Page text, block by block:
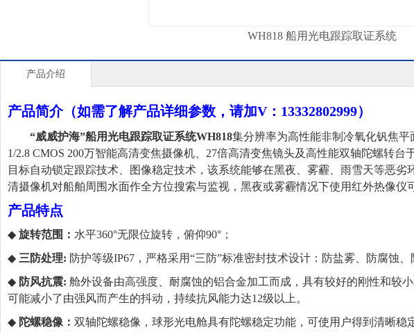
WH818 船用光电跟踪取证系统
产品介绍
产品简介（如需了解产品详细参数，请加V：13332802999）
“威威护海”船用光电跟踪取证系统WH818集分辨率为高性能非制冷氧化钒焦平
1/2.8 CMOS 200万智能高清变焦摄像机、 27倍高清变焦镜头及高性能双轴陀螺转台
目标自动锁定跟踪技术、图像稳定技术，该系统能够在黑夜、雾霾、雨雪天等恶劣
清摄像机对船舶周 围水面作全方位搜索与监视，黑夜或雾霾情况下使用红外热像仪
产品特点
◆ 旋转范围： 水平360°无限位旋转，俯仰90°；
◆ 三防处理: 防护等级IP67 ， 严格采用“三防”标准密封技术设计 ：防盐雾、防腐蚀、
◆ 防风抗震: 舱外设备由高强度、耐腐蚀的铝合金加工而成，具有较好的刚性和较
可能减小了由强风而产生的抖动，持续抗风能力达12级以上。
◆ 陀螺稳像 ： 双轴陀螺稳像， 球形光电舱具有陀螺稳定功能，可使用户得到清晰